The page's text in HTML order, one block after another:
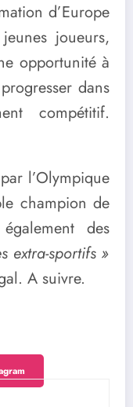
d’Europe
joueurs,
opportunité à
dans
compétitif.
l’Olympique
champion de
des
extra-sportifs »
A suivre.